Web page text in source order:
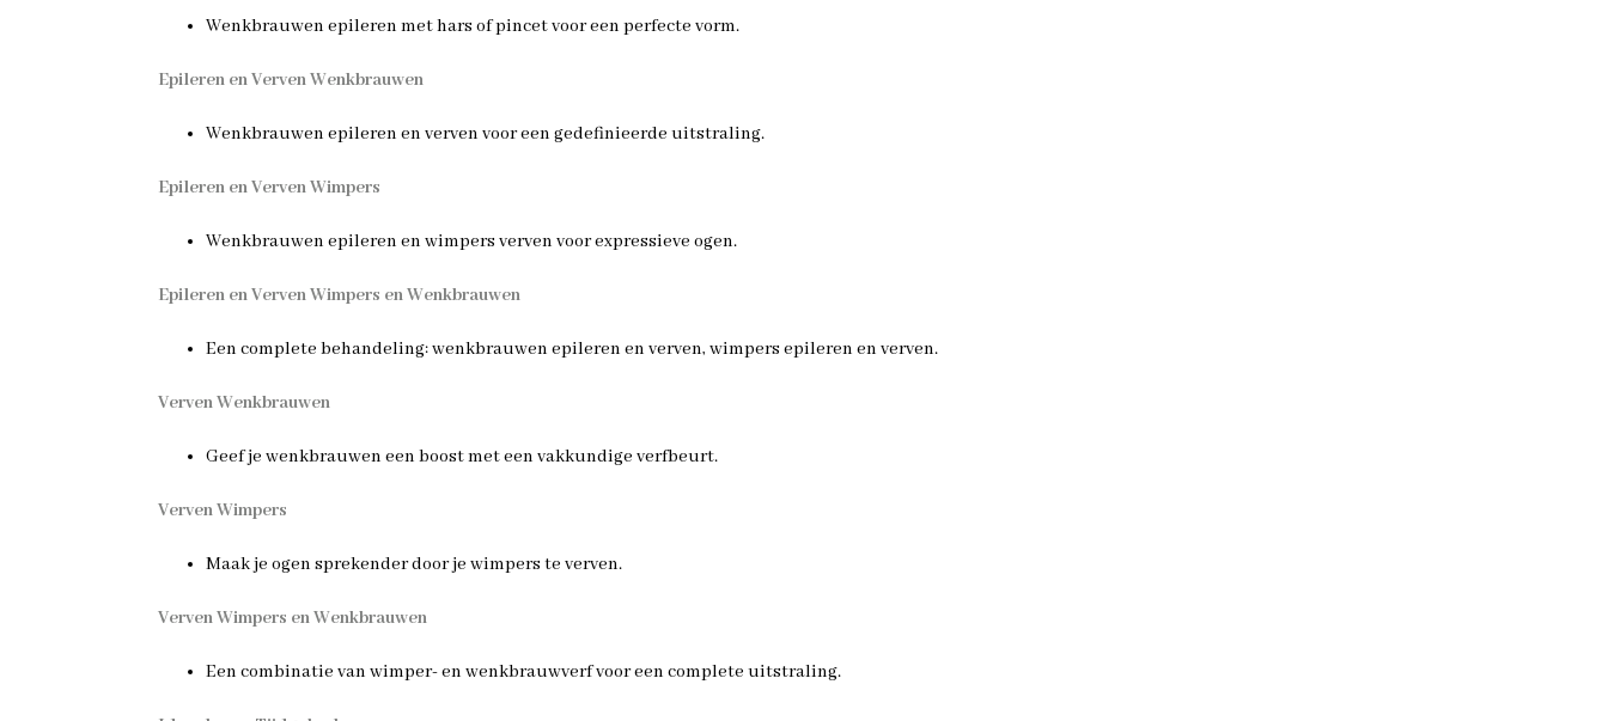
Wenkbrauwen epileren met hars of pincet voor een perfecte vorm.
Epileren en Verven Wenkbrauwen
Wenkbrauwen epileren en verven voor een gedefinieerde uitstraling.
Epileren en Verven Wimpers
Wenkbrauwen epileren en wimpers verven voor expressieve ogen.
Epileren en Verven Wimpers en Wenkbrauwen
Een complete behandeling: wenkbrauwen epileren en verven, wimpers epileren en verven.
Verven Wenkbrauwen
Geef je wenkbrauwen een boost met een vakkundige verfbeurt.
Verven Wimpers
Maak je ogen sprekender door je wimpers te verven.
Verven Wimpers en Wenkbrauwen
Een combinatie van wimper- en wenkbrauwverf voor een complete uitstraling.